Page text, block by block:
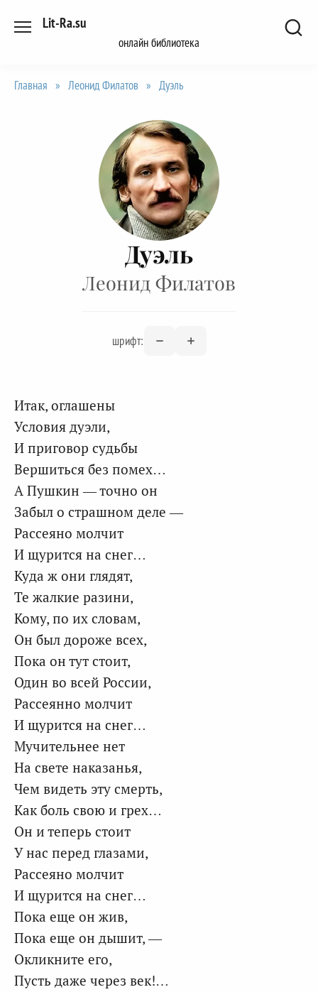
Lit-Ra.su
онлайн библиотека
Главная » Леонид Филатов » Дуэль
Дуэль
Леонид Филатов
шрифт:
Итак, оглашены
Условия дуэли,
И приговор судьбы
Вершиться без помех…
А Пушкин — точно он
Забыл о страшном деле —
Рассеяно молчит
И щурится на снег…
Куда ж они глядят,
Те жалкие разини,
Кому, по их словам,
Он был дороже всех,
Пока он тут стоит,
Один во всей России,
Рассеянно молчит
И щурится на снег…
Мучительнее нет
На свете наказанья,
Чем видеть эту смерть,
Как боль свою и грех…
Он и теперь стоит
У нас перед глазами,
Рассеяно молчит
И щурится на снег…
Пока еще он жив,
Пока еще он дышит, —
Окликните его,
Пусть даже через век!…